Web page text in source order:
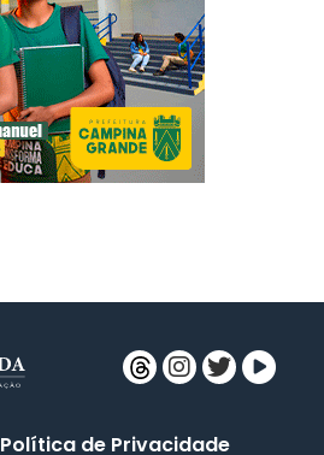
Política de Privacidade